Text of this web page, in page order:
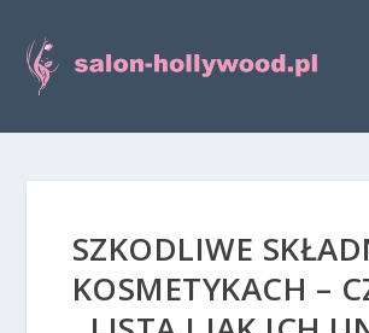
SZKODLIWE
KOSMETYKACH –